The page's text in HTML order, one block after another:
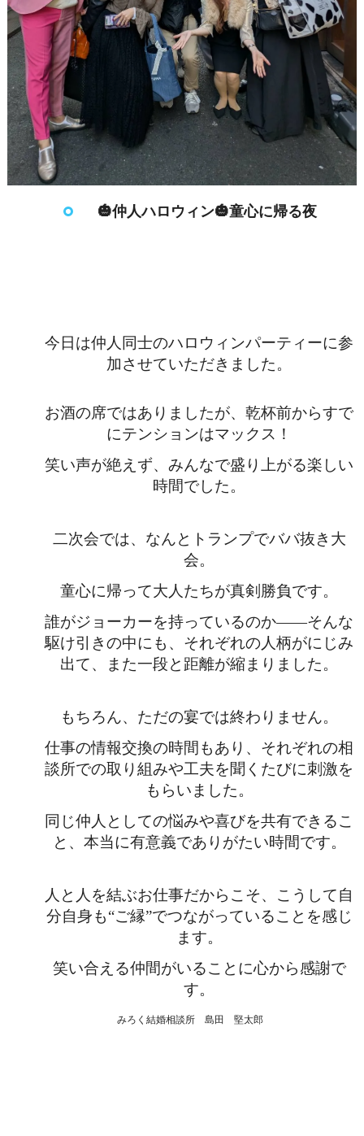
🎃仲人ハロウィン🎃童心に帰る夜
今日は仲人同士のハロウィンパーティーに参
加させていただきました。
お酒の席ではありましたが、乾杯前からすで
にテンションはマックス！
笑い声が絶えず、みんなで盛り上がる楽しい
時間でした。
二次会では、なんとトランプでババ抜き大
会。
童心に帰って大人たちが真剣勝負です。
誰がジョーカーを持っているのか——そんな
駆け引きの中にも、それぞれの人柄がにじみ
出て、また一段と距離が縮まりました。
もちろん、ただの宴では終わりません。
仕事の情報交換の時間もあり、それぞれの相
談所での取り組みや工夫を聞くたびに刺激を
もらいました。
同じ仲人としての悩みや喜びを共有できるこ
と、本当に有意義でありがたい時間です。
人と人を結ぶお仕事だからこそ、こうして自
分自身も“ご縁”でつながっていることを感じ
ます。
笑い合える仲間がいることに心から感謝で
す。
みろく結婚相談所 島田 堅太郎